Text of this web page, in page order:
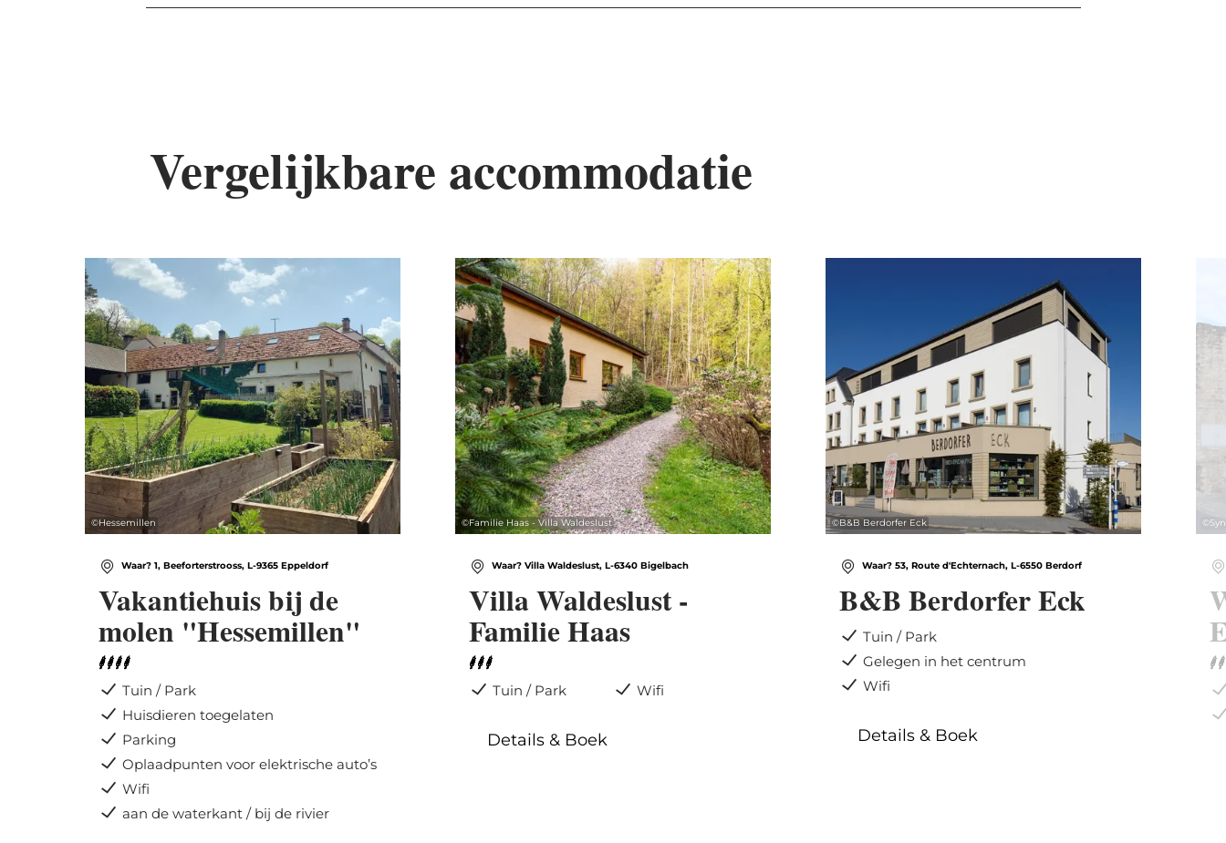
Vergelijkbare accommodatie
©Hessemillen
Waar? 1, Beeforterstrooss, L-9365 Eppeldorf
Vakantiehuis bij de
molen "Hessemillen"
Tuin / Park
Huisdieren toegelaten
Parking
Oplaadpunten voor elektrische auto’s
Wifi
aan de waterkant / bij de rivier
©Familie Haas - Villa Waldeslust
Waar? Villa Waldeslust, L-6340 Bigelbach
Villa Waldeslust -
Familie Haas
Tuin / Park Wifi
Details & Boek
©B&B Berdorfer Eck
Waar? 53, Route d'Echternach, L-6550 Berdorf
B&B Berdorfer Eck
Tuin / Park
Gelegen in het centrum
Wifi
Details & Boek
©